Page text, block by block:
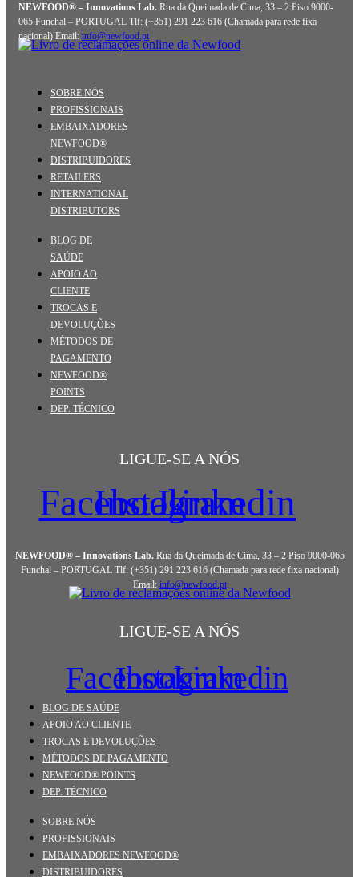
NEWFOOD® – Innovations Lab. Rua da Queimada de Cima, 33 – 2 Piso 9000-
065 Funchal – PORTUGAL Tlf: (+351) 291 223 616 (Chamada para rede fixa
nacional) Email: info@newfood.pt
SOBRE NÓS
PROFISSIONAIS
EMBAIXADORES
NEWFOOD®
DISTRIBUIDORES
RETAILERS
INTERNATIONAL
DISTRIBUTORS
BLOG DE
SAÚDE
APOIO AO
CLIENTE
TROCAS E
DEVOLUÇÕES
MÉTODOS DE
PAGAMENTO
NEWFOOD®
POINTS
DEP. TÉCNICO
LIGUE-SE A NÓS
Facebook
Instagram
Linkedin
NEWFOOD® – Innovations Lab.Rua da Queimada de Cima, 33 – 2 Piso 9000-065
Funchal – PORTUGAL Tlf: (+351) 291 223 616 (Chamada para rede fixa nacional)
Email: info@newfood.pt
LIGUE-SE A NÓS
Facebook
Instagram
Linkedin
BLOG DE SAÚDE
APOIO AO CLIENTE
TROCAS E DEVOLUÇÕES
MÉTODOS DE PAGAMENTO
NEWFOOD® POINTS
DEP. TÉCNICO
SOBRE NÓS
PROFISSIONAIS
EMBAIXADORES NEWFOOD®
DISTRIBUIDORES